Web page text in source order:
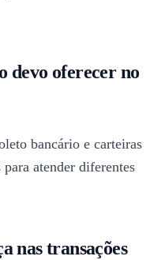
devo oferecer no
bancário e carteiras
atender diferentes
nas transações